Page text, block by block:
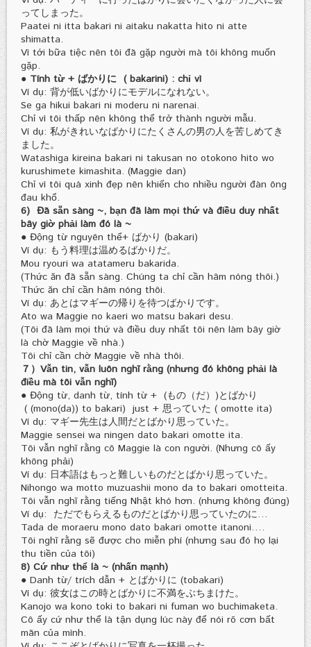
ってしまった。
Paatei ni itta bakari ni aitaku nakatta hito ni atte
shimatta.
Vì tới bữa tiệc nên tôi đã gặp người mà tôi không muốn
gặp.
● Tính từ + ばかりに ( bakarini) : chỉ vì
Ví dụ: 背が低いばかりにモデルになれない。
Se ga hikui bakari ni moderu ni narenai.
Chỉ vì tôi thấp nên không thể trở thành người mẫu.
Ví dụ: 私がきれいなばかりにたくさんの男の人を苦しめてき
ました。
Watashiga kireina bakari ni takusan no otokono hito wo
kurushimete kimashita. (Maggie dan)
Chỉ vì tôi quá xinh đẹp nên khiến cho nhiều người đàn ông
đau khổ.
6) Đã sẵn sàng ~, bạn đã làm mọi thứ và điều duy nhất
bây giờ phải làm đó là ~
● Động từ nguyên thể+ ばかり (bakari)
Ví dụ: もう料理は温めるばかりだ。
Mou ryouri wa atatameru bakarida.
(Thức ăn đã sẵn sàng. Chúng ta chỉ cần hâm nóng thôi.)
Thức ăn chỉ cần hâm nóng thôi.
Ví dụ: あとはマギーの帰りを待つばかりです。
Ato wa Maggie no kaeri wo matsu bakari desu.
(Tôi đã làm mọi thứ và điều duy nhất tôi nên làm bây giờ
là chờ Maggie về nhà.)
Tôi chỉ cần chờ Maggie về nhà thôi.
７）Vẫn tin, vẫn luôn nghĩ rằng (nhưng đó không phải là
điều mà tôi vẫn nghĩ)
● Động từ, danh từ, tính từ + (もの（だ）)とばかり
( (mono(da)) to bakari) just + 思っていた ( omotte ita)
Ví dụ: マギー先生は人間だとばかり思っていた。
Maggie sensei wa ningen dato bakari omotte ita.
Tôi vẫn nghĩ rằng cô Maggie là con người. (Nhưng cô ấy
không phải)
Ví dụ: 日本語はもっと難しいものだとばかり思っていた。
Nihongo wa motto muzuashii mono da to bakari omotteita.
Tôi vẫn nghĩ rằng tiếng Nhật khó hơn. (nhưng không đúng)
Ví dụ: ただでもらえるものだとばかり思っていたのに…
Tada de moraeru mono dato bakari omotte itanoni….
Tôi nghĩ rằng sẽ được cho miễn phí (nhưng sau đó họ lại
thu tiền của tôi)
8) Cứ như thể là ~ (nhấn mạnh)
● Danh từ/ trích dẫn + とばかりに (tobakari)
Ví dụ: 彼女はこの時とばかりに不満をぶちまけた。
Kanojo wa kono toki to bakari ni fuman wo buchimaketa.
Cô ấy cứ như thể là tận dụng lúc này để nói rõ cơn bất
mãn của mình.